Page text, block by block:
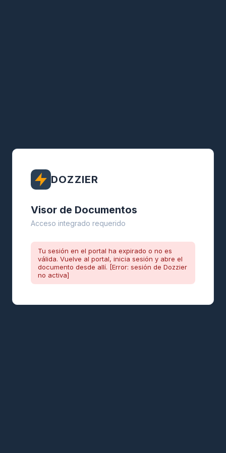
DOZZIER
Visor de Documentos
Acceso integrado requerido
Tu sesión en el portal ha expirado o no es
válida. Vuelve al portal, inicia sesión y abre el
documento desde allí. [Error: sesión de Dozzier
no activa]